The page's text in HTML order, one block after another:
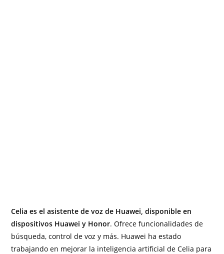
Celia es el asistente de voz de Huawei, disponible en
dispositivos Huawei y Honor. Ofrece funcionalidades de
búsqueda, control de voz y más. Huawei ha estado
trabajando en mejorar la inteligencia artificial de Celia para